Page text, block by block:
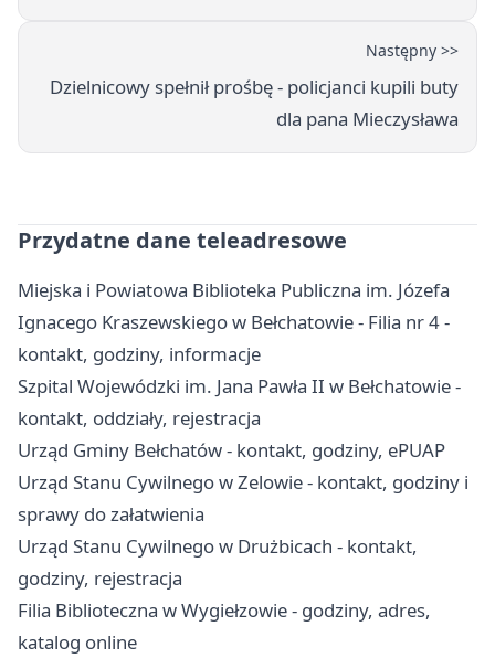
Następny >>
Dzielnicowy spełnił prośbę - policjanci kupili buty
dla pana Mieczysława
Przydatne dane teleadresowe
Miejska i Powiatowa Biblioteka Publiczna im. Józefa
Ignacego Kraszewskiego w Bełchatowie - Filia nr 4 -
kontakt, godziny, informacje
Szpital Wojewódzki im. Jana Pawła II w Bełchatowie -
kontakt, oddziały, rejestracja
Urząd Gminy Bełchatów - kontakt, godziny, ePUAP
Urząd Stanu Cywilnego w Zelowie - kontakt, godziny i
sprawy do załatwienia
Urząd Stanu Cywilnego w Drużbicach - kontakt,
godziny, rejestracja
Filia Biblioteczna w Wygiełzowie - godziny, adres,
katalog online